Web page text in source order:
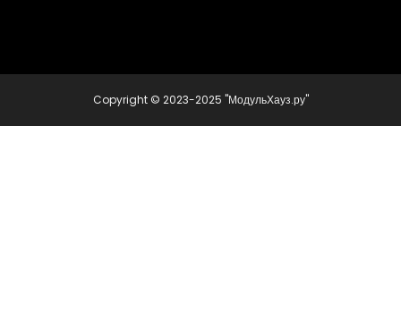
Copyright © 2023-2025 "МодульХауз.ру"